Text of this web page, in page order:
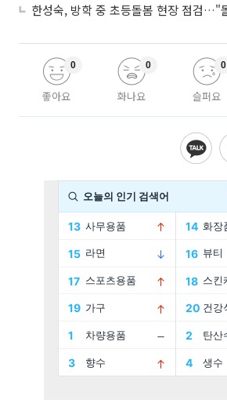
좋아요
0
화나요
0
슬퍼요
0